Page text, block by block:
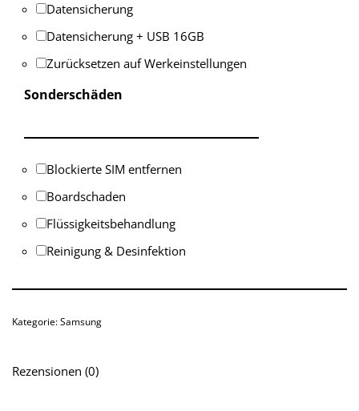
Datensicherung
Datensicherung + USB 16GB
Zurücksetzen auf Werkeinstellungen
Sonderschäden
Blockierte SIM entfernen
Boardschaden
Flüssigkeitsbehandlung
Reinigung & Desinfektion
Kategorie:Samsung
Rezensionen (0)